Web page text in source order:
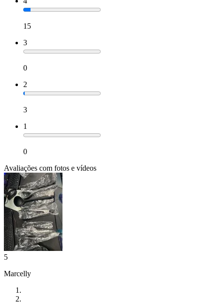
15
3
0
2
3
1
0
Avaliações com fotos e vídeos
5
Marcelly